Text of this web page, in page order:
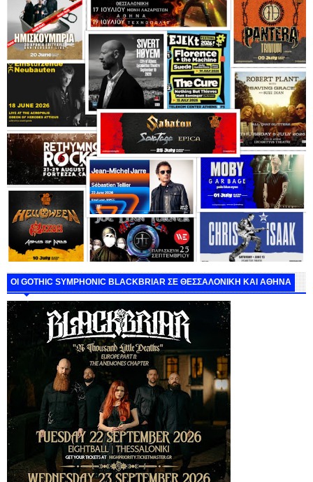
ΟΙ GOTHIC SYMPHONIC BLACKBRIAR ΣΕ ΘΕΣΣΑΛΟΝΙΚΗ ΚΑΙ ΑΘΗΝΑ